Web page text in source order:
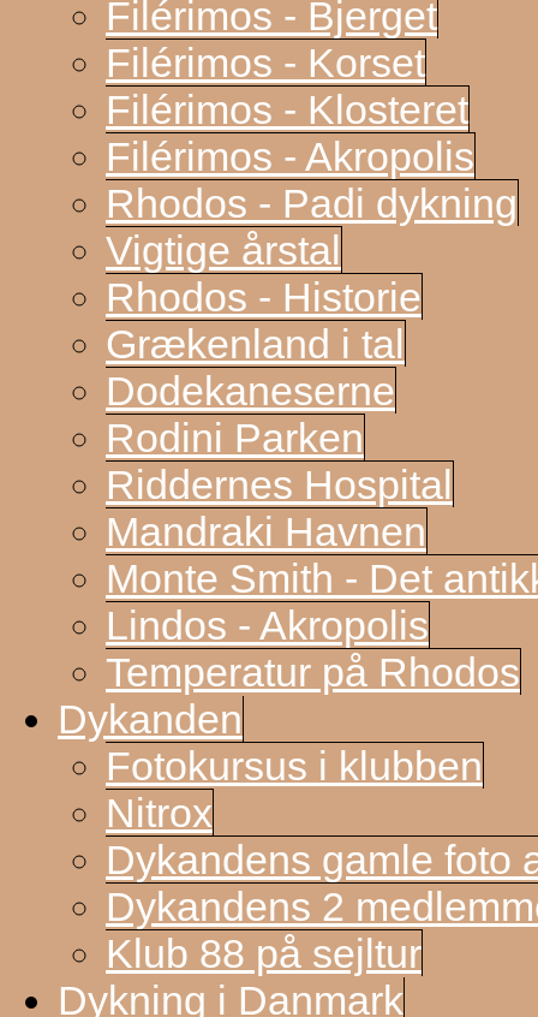
Filérimos - Bjerget
Filérimos - Korset
Filérimos - Klosteret
Filérimos - Akropolis
Rhodos - Padi dykning
Vigtige årstal
Rhodos - Historie
Grækenland i tal
Dodekaneserne
Rodini Parken
Riddernes Hospital
Mandraki Havnen
Monte Smith - Det
Lindos - Akropolis
Temperatur på Rhodos
Dykanden
Fotokursus i klubben
Nitrox
Dykandens gamle foto
Dykandens 2
Klub 88 på sejltur
Dykning i Danmark